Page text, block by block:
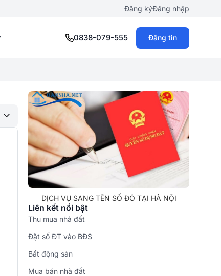
Đăng kýĐăng nhập
0838-079-555 Đăng tin
DỊCH VỤ SANG TÊN SỔ ĐỎ TẠI HÀ NỘI
Liên kết nổi bật
Thu mua nhà đất
Đặt số ĐT vào BĐS
Bất động sản
Mua bán nhà đất